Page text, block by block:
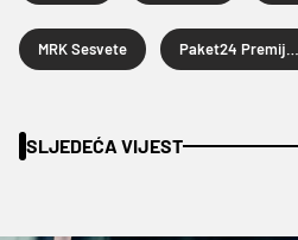
MRK Sesvete
SLJEDEĆA VIJEST